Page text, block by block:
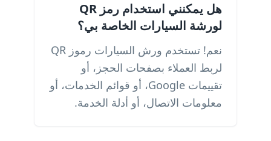
هل يمكنني استخدام رمز QR
لورشة السيارات الخاصة بي؟
نعم! تستخدم ورش السيارات رموز QR
لربط العملاء بصفحات الحجز، أو
تقييمات Google، أو قوائم الخدمات، أو
معلومات الاتصال، أو أدلة الخدمة.